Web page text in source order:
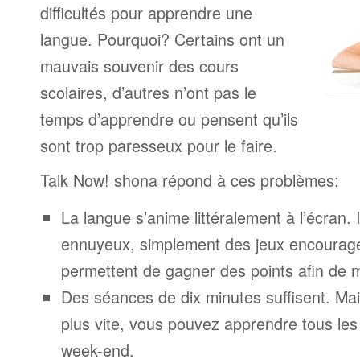
difficultés pour apprendre une
langue. Pourquoi? Certains ont un
mauvais souvenir des cours
scolaires, d’autres n’ont pas le
temps d’apprendre ou pensent qu’ils
sont trop paresseux pour le faire.
Talk Now! shona répond à ces problèmes:
La langue s’anime littéralement à l’écran.
ennuyeux, simplement des jeux
permettent de gagner des points afin de
Des séances de dix minutes suffisent.
plus vite, vous pouvez apprendre tous
week-end.